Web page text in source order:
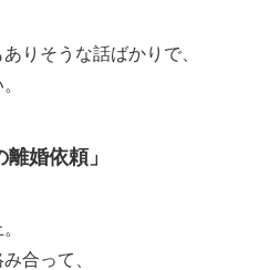
りそうな話ばかりで、
婚依頼」
合って、